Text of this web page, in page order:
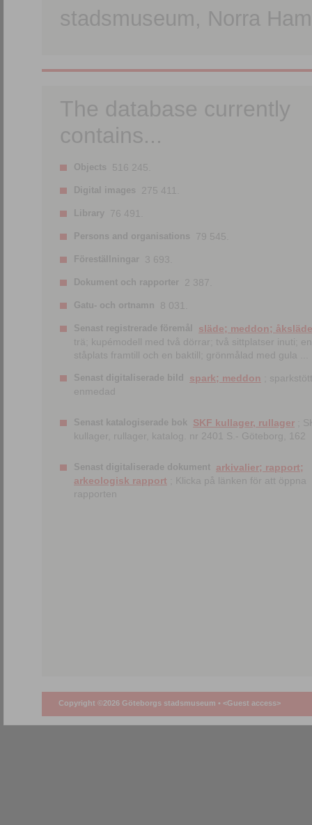
stadsmuseum, Norra
The database currently
contains...
Objects 516 245.
Digital images 275 411.
Library 76 491.
Persons and organisations 79 545.
Föreställningar 3 693.
Dokument och rapporter 2 387.
Gatu- och ortnamn 8 031.
Senast registrerade föremål
släde; meddon; åksläde
trä; kupémodell med två dörrar; två sittplatser inuti; en
ståplats framtill och en baktill; grönmålad med gula ...
Senast digitaliserade bild spark; meddon ;
enmedad
Senast katalogiserade bok SKF kullager, rullager ;
kullager, rullager, katalog. nr 2401 S.- Göteborg, 162
Senast digitaliserade dokument arkivalier; rapport;
arkeologisk rapport ; Klicka på länken för att öppna
rapporten
Copyright ©2026 Göteborgs stadsmuseum • <Guest access>